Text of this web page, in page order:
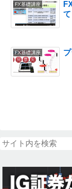
FX基礎講座
て
FX基礎講座